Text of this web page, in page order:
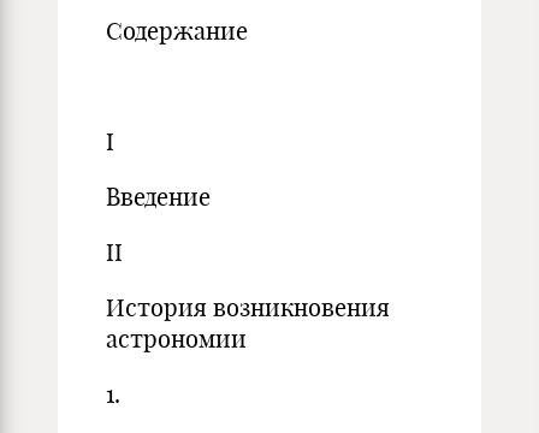
Содержание
I
Введение
II
История возникновения
астрономии
1.